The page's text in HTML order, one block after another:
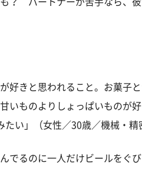
好きと思われること。お菓子
いものよりしょっぱいものが
たい」（女性／30歳／機械・精
でるのに一人だけビールをぐ